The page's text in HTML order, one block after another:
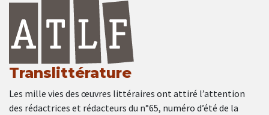
Translittérature
Les mille vies des œuvres littéraires ont attiré l’attention
des rédactrices et rédacteurs du n°65, numéro d’été de la